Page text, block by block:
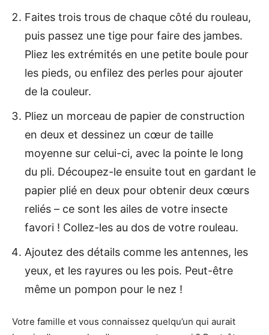
Faites trois trous de chaque côté du rouleau,
puis passez une tige pour faire des jambes.
Pliez les extrémités en une petite boule pour
les pieds, ou enfilez des perles pour ajouter
de la couleur.
Pliez un morceau de papier de construction
en deux et dessinez un cœur de taille
moyenne sur celui-ci, avec la pointe le long
du pli. Découpez-le ensuite tout en gardant le
papier plié en deux pour obtenir deux cœurs
reliés – ce sont les ailes de votre insecte
favori ! Collez-les au dos de votre rouleau.
Ajoutez des détails comme les antennes, les
yeux, et les rayures ou les pois. Peut-être
même un pompon pour le nez !
Votre famille et vous connaissez quelqu’un qui aurait